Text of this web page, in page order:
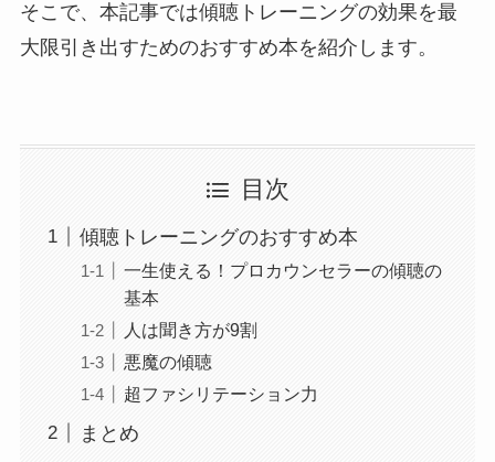
そこで、本記事では傾聴トレーニングの効果を最
大限引き出すためのおすすめ本を紹介します。
目次
傾聴トレーニングのおすすめ本
一生使える！プロカウンセラーの傾聴の
基本
人は聞き方が9割
悪魔の傾聴
超ファシリテーション力
まとめ